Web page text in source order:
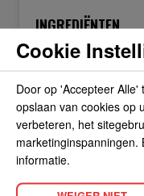
INGREDIËNTEN
Melasse, Water, Zout,
Voedingszuur E270,
Natuurlijk Aroma.
OVER DE FABRIKANT
Cookie
Door op 'Accepteer
opslaan van cookies op
verbeteren, het
marketinginspanningen.
informatie.